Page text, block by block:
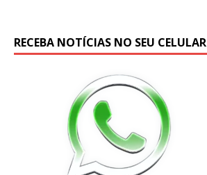
RECEBA NOTÍCIAS NO SEU CELULAR